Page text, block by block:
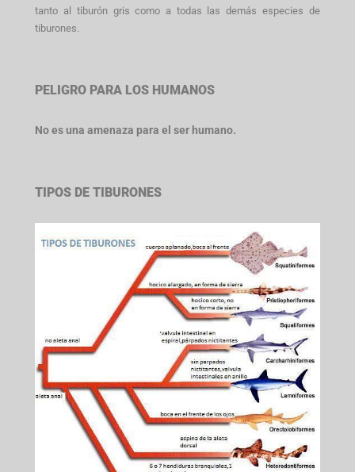
tanto al tiburón gris como a todas las demás especies de
tiburones.
PELIGRO PARA LOS HUMANOS
No es una amenaza para el ser humano.
TIPOS DE TIBURONES